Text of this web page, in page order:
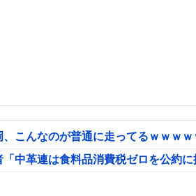
、こんなのが普通に走ってるｗｗｗ
「中革連は食料品消費税ゼロを公約